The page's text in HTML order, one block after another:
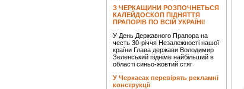
З ЧЕРКАЩИНИ РОЗПОЧНЕТЬСЯ
КАЛЕЙДОСКОП ПІДНЯТТЯ
ПРАПОРІВ ПО ВСІЙ УКРАЇНІ!
У День Державного Прапора на
честь 30-річчя Незалежності нашої
країни Глава держави Володимир
Зеленський підніме найбільший в
області синьо-жовтий стяг
У Черкасах перевірять рекламні
конструкції